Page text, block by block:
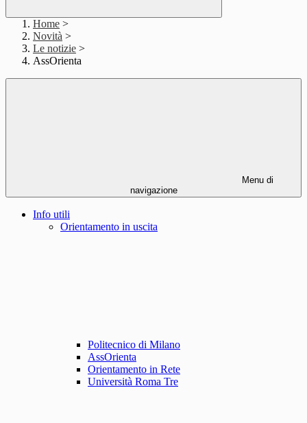
Home >
Novità >
Le notizie >
AssOrienta
Menu di
navigazione
Info utili
Orientamento in uscita
Politecnico di Milano
AssOrienta
Orientamento in Rete
Università Roma Tre